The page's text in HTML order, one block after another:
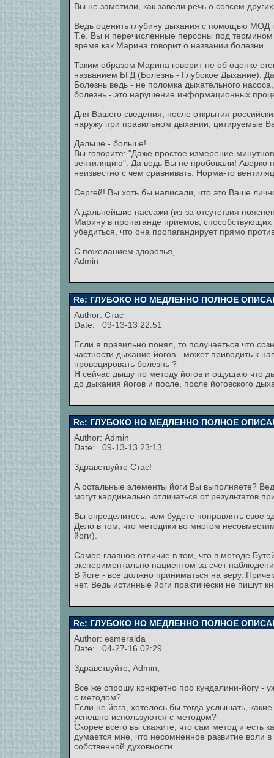
Вы не заметили, как завели речь о совсем
Ведь оценить глубину дыхания с помощью МОД
Т.е. Вы и перечисленные персоны под термином
время как Марина говорит о названии болезни.
Таким образом Марина говорит не об оценке
названием БГД (Болезнь - Глубокое Дыхание).
Болезнь ведь - не поломка дыхательного
болезнь - это нарушение информационных
Для Вашего сведения, после открытия
наружу при правильном дыхании, цитируемые
Дальше - больше!
Вы говорите: "Даже простое измерение
вентиляцию". Да ведь Вы не пробовали!
неизвестно с чем сравнивать. Норма-то
Сергей! Вы хоть бы написали, что это Ваше
А дальнейшие пассажи (из-за отсутствия
Марину в пропаганде приемов,
убедиться, что она пропагандирует прямо
С пожеланием здоровья,
Admin
Re: ГЛУБОКО НО МЕДЛЕННО ПОЛНОЕ
Author: Стас
Date: 09-13-13 22:51
Если я правильно понял, то получаеться что
частности дыхание йогов - может приводить к
провоцировать болезнь ?
Я сейчас дышу по методу йогов и ощущаю что
до дыхания йогов и после, после йоговского
Re: ГЛУБОКО НО МЕДЛЕННО ПОЛНОЕ
Author: Admin
Date: 09-13-13 23:13
Здравствуйте Стас!
А остальные элементы йоги Вы выполняете?
могут кардинально отличаться от результатов
Вы определитесь, чем будете поправлять свое
Дело в том, что методики во многом
йоги).
Самое главное отличие в том, что в методе
экспериментально пациентом за счет
В йоге - все должно приниматься на веру.
нет. Ведь истинные йоги практически не пишут
Re: ГЛУБОКО НО МЕДЛЕННО ПОЛНОЕ
Author: esmeralda
Date: 04-27-16 02:29
Здравствуйте, Admin,
Все же спрошу конкретно про кундалини-йогу -
с методом?
Если не йога, хотелось бы тогда услышать,
успешно используются с методом?
Скорее всего вы скажите, что сам метод и есть
думается мне, что несомненное развитие воли
собственной духовности